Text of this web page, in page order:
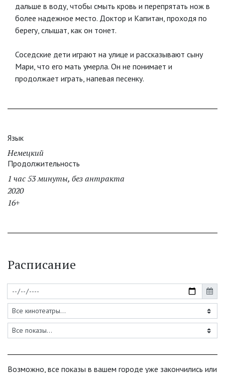
дальше в воду, чтобы смыть кровь и перепрятать нож в
более надежное место. Доктор и Капитан, проходя по
берегу, слышат, как он тонет.
Соседские дети играют на улице и рассказывают сыну
Мари, что его мать умерла. Он не понимает и
продолжает играть, напевая песенку.
Язык
Немецкий
Продолжительность
1 час 53 минуты, без антракта
2020
16+
Расписание
Возможно, все показы в вашем городе уже закончились или